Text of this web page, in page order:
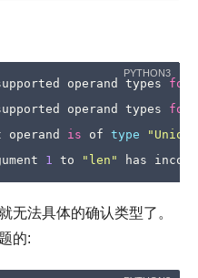
operand types
for
operand types
for
operand is of type
1 to "len" has
无法具体的确认类型了。
的: